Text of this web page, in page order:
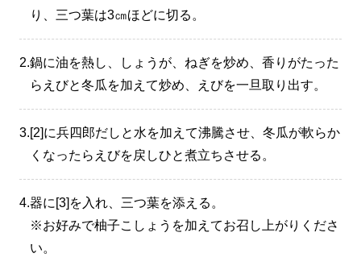
り、三つ葉は3㎝ほどに切る。
2.鍋に油を熱し、しょうが、ねぎを炒め、香りがたった
らえびと冬瓜を加えて炒め、えびを一旦取り出す。
3.[2]に兵四郎だしと水を加えて沸騰させ、冬瓜が軟らか
くなったらえびを戻しひと煮立ちさせる。
4.器に[3]を入れ、三つ葉を添える。
※お好みで柚子こしょうを加えてお召し上がりくださ
い。